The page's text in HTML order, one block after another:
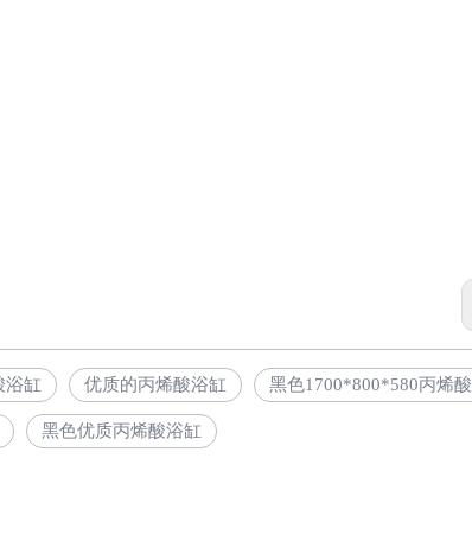
浴缸 优质的丙烯酸浴缸 黑色1700*800*580丙烯
黑色优质丙烯酸浴缸